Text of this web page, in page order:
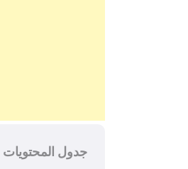
جدول المحتويات